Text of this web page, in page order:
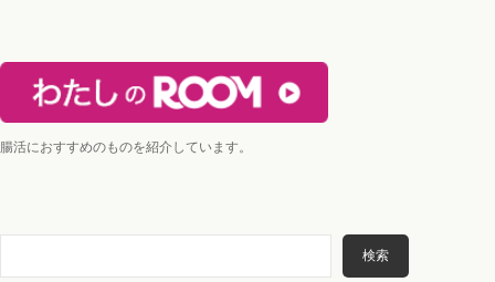
腸活におすすめのものを紹介しています。
検索